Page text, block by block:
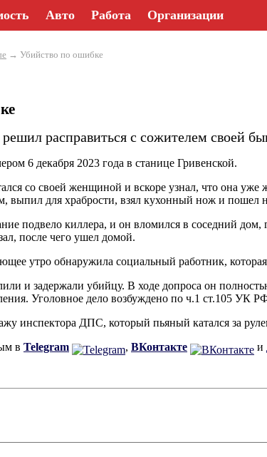
Авто Работа Организации
→ Убийство по ошибке
расправиться с сожителем своей
6 декабря 2023 года в станице Гривенской.
со своей женщиной и вскоре узнал, что она
выпил для храбрости, взял кухонный нож и пошел
подвело киллера, и он вломился в соседний
после чего ушел домой.
утро обнаружила социальный работник,
и задержали убийцу. В ходе допроса он
Уголовное дело возбуждено по ч.1 ст.105 УК
инспектора ДПС, который пьяный катался за
в Telegram , ВКонтакте и